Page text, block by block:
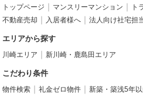
トップページ マンスリーマンション ト
不動産売却
入居者様へ 法人向け社宅担
エリアから探す
川崎エリア 新川崎・鹿島田エリア
こだわり条件
物件検索 礼金ゼロ物件 新築・築浅5年